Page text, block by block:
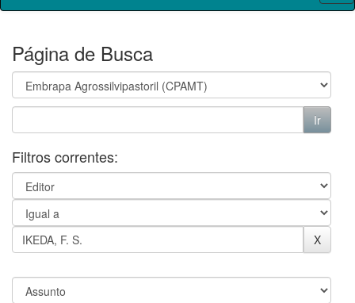
Página de Busca
Filtros correntes: